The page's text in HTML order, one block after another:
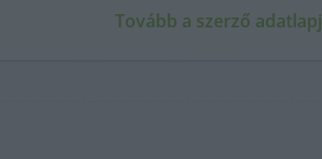
Tovább a szerző